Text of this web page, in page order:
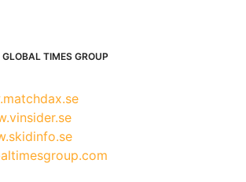
TIMES GROUP